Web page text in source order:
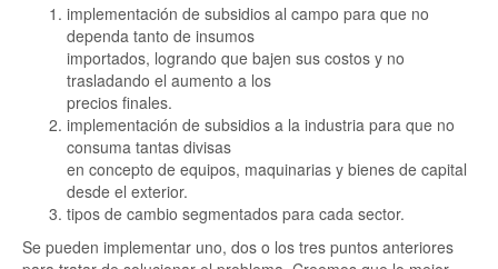
implementación de subsidios al campo para que no
dependa tanto de insumos
importados, logrando que bajen sus costos y no
trasladando el aumento a los
precios finales.
implementación de subsidios a la industria para que no
consuma tantas divisas
en concepto de equipos, maquinarias y bienes de capital
desde el exterior.
tipos de cambio segmentados para cada sector.
Se pueden implementar uno, dos o los tres puntos anteriores